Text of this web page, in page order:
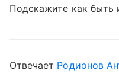
Подскажите как быть
Отвечает Родионов